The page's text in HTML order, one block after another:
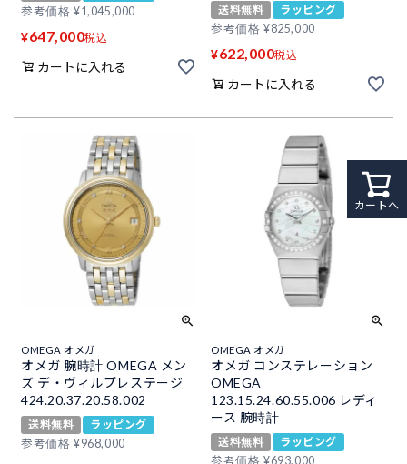
参考価格 ¥1,045,000
¥647,000税込
カートに入れる
送料無料
ラッピング
参考価格 ¥825,000
¥622,000税込
カートに入れる
OMEGA オメガ
オメガ 腕時計 OMEGA メン
ズ デ・ヴィルプレステージ
424.20.37.20.58.002
送料無料
ラッピング
参考価格 ¥968,000
OMEGA オメガ
オメガ コンステレーション
OMEGA
123.15.24.60.55.006 レディ
ース 腕時計
送料無料
ラッピング
参考価格 ¥693,000
カートへ